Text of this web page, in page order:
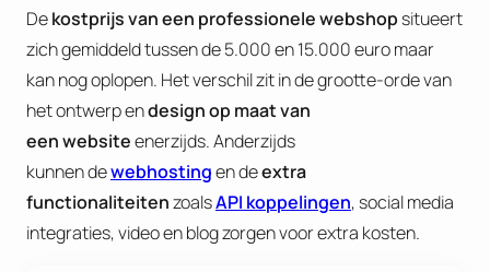
Dekostprijs van een professionele webshop situeert
zich gemiddeld tussen de 5.000 en 15.000 euro maar
kan nog oplopen. Het verschil zit in de grootte-orde van
het ontwerp endesign op maat van
een websiteenerzijds. Anderzijds
kunnen dewebhostingen deextra
functionaliteitenzoalsAPI koppelingen, social media
integraties, video en blog zorgen voor extra kosten.